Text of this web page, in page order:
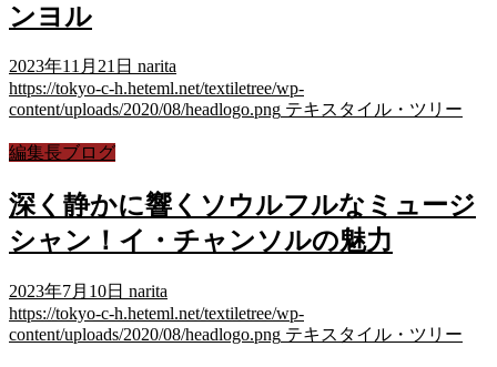
ンヨル
2023年11月21日 narita
https://tokyo-c-h.heteml.net/textiletree/wp-
content/uploads/2020/08/headlogo.png テキスタイル・ツリー
編集長ブログ
深く静かに響くソウルフルなミュージ
シャン！イ・チャンソルの魅力
2023年7月10日 narita
https://tokyo-c-h.heteml.net/textiletree/wp-
content/uploads/2020/08/headlogo.png テキスタイル・ツリー